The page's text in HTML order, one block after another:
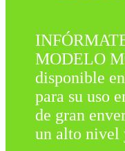
MODELO
disponible
para su uso
de gran
un alto nivel